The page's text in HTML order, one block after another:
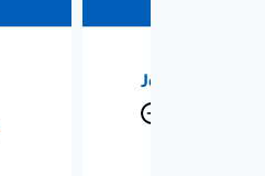
Job Day 2026